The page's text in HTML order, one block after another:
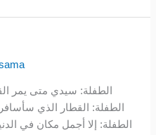
الطفلة: سيدي متى يمر
الطفلة: القطار الذي
الطفلة: إلا أجمل مكان في